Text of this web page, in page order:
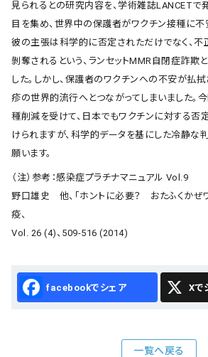
見られるとの研究内容を、学術雑誌LANCETで
目を集め、世界中の保護者がワクチン接種に不
彼の主張は科学的に否定されただけでなく、
剝奪されるという、ランセットMMR自閉症詐欺
した。しかし、保護者のワクチンへの不安が払
疹の世界的流行へとつながってしまいました。
種削減を受けて、日本でもワクチンに対する否
けられますが、科学的データを基にした冷静な
願います。
（注）参考：感染症プラチナマニュアル Vol.9
野口雄史 他、「ホントに必要？ おたふくかぜ
疫、
Vol. 26 (4)、509-516 (2014)
Facebook X
一覧へ戻る